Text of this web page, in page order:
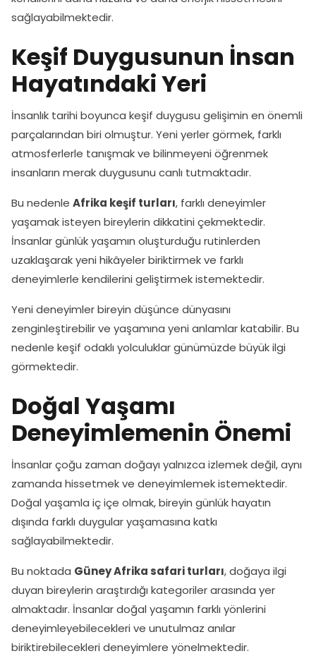
sağlayabilmektedir.
Keşif Duygusunun İnsan
Hayatındaki Yeri
İnsanlık tarihi boyunca keşif duygusu gelişimin en önemli
parçalarından biri olmuştur. Yeni yerler görmek, farklı
atmosferlerle tanışmak ve bilinmeyeni öğrenmek
insanların merak duygusunu canlı tutmaktadır.
Bu nedenle Afrika keşif turları, farklı deneyimler
yaşamak isteyen bireylerin dikkatini çekmektedir.
İnsanlar günlük yaşamın oluşturduğu rutinlerden
uzaklaşarak yeni hikâyeler biriktirmek ve farklı
deneyimlerle kendilerini geliştirmek istemektedir.
Yeni deneyimler bireyin düşünce dünyasını
zenginleştirebilir ve yaşamına yeni anlamlar katabilir. Bu
nedenle keşif odaklı yolculuklar günümüzde büyük ilgi
görmektedir.
Doğal Yaşamı
Deneyimlemenin Önemi
İnsanlar çoğu zaman doğayı yalnızca izlemek değil, aynı
zamanda hissetmek ve deneyimlemek istemektedir.
Doğal yaşamla iç içe olmak, bireyin günlük hayatın
dışında farklı duygular yaşamasına katkı
sağlayabilmektedir.
Bu noktada Güney Afrika safari turları, doğaya ilgi
duyan bireylerin araştırdığı kategoriler arasında yer
almaktadır. İnsanlar doğal yaşamın farklı yönlerini
deneyimleyebilecekleri ve unutulmaz anılar
biriktirebilecekleri deneyimlere yönelmektedir.